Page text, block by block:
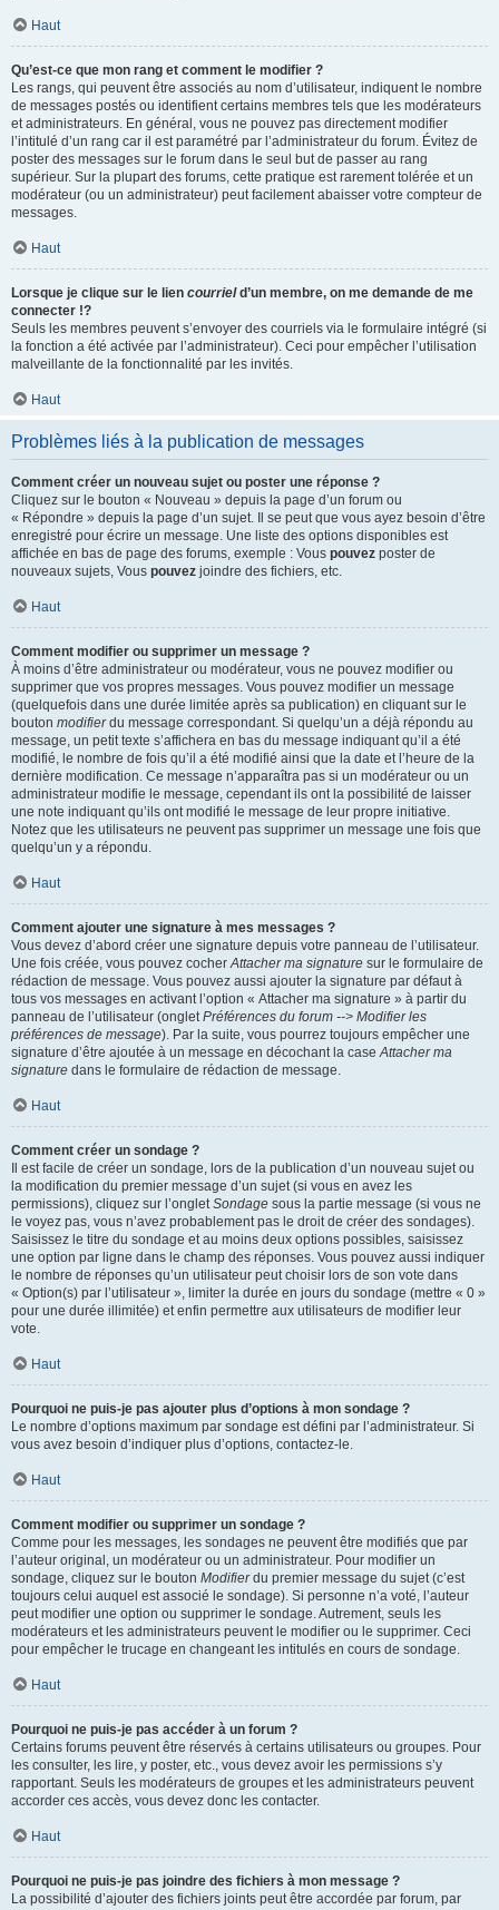
Haut
Qu’est-ce que mon rang et comment le modifier ?
Les rangs, qui peuvent être associés au nom d’utilisateur, indiquent le nombre
de messages postés ou identifient certains membres tels que les modérateurs
et administrateurs. En général, vous ne pouvez pas directement modifier
l’intitulé d’un rang car il est paramétré par l’administrateur du forum. Évitez de
poster des messages sur le forum dans le seul but de passer au rang
supérieur. Sur la plupart des forums, cette pratique est rarement tolérée et un
modérateur (ou un administrateur) peut facilement abaisser votre compteur de
messages.
Haut
Lorsque je clique sur le lien courrield’un membre, on me demande de me
connecter !?
Seuls les membres peuvent s’envoyer des courriels via le formulaire intégré (si
la fonction a été activée par l’administrateur). Ceci pour empêcher l’utilisation
malveillante de la fonctionnalité par les invités.
Haut
Problèmes liés à la publication de messages
Comment créer un nouveau sujet ou poster une réponse ?
Cliquez sur le bouton « Nouveau » depuis la page d’un forum ou
« Répondre » depuis la page d’un sujet. Il se peut que vous ayez besoin d’être
enregistré pour écrire un message. Une liste des options disponibles est
affichée en bas de page des forums, exemple : Vous pouvez poster de
nouveaux sujets, Vous pouvez joindre des fichiers, etc.
Haut
Comment modifier ou supprimer un message ?
À moins d’être administrateur ou modérateur, vous ne pouvez modifier ou
supprimer que vos propres messages. Vous pouvez modifier un message
(quelquefois dans une durée limitée après sa publication) en cliquant sur le
bouton modifierdu message correspondant. Si quelqu’un a déjà répondu au
message, un petit texte s’affichera en bas du message indiquant qu’il a été
modifié, le nombre de fois qu’il a été modifié ainsi que la date et l’heure de la
dernière modification. Ce message n’apparaîtra pas si un modérateur ou un
administrateur modifie le message, cependant ils ont la possibilité de laisser
une note indiquant qu’ils ont modifié le message de leur propre initiative.
Notez que les utilisateurs ne peuvent pas supprimer un message une fois que
quelqu’un y a répondu.
Haut
Comment ajouter une signature à mes messages ?
Vous devez d’abord créer une signature depuis votre panneau de l’utilisateur.
Une fois créée, vous pouvez cocherAttacher ma signature sur le formulaire de
rédaction de message. Vous pouvez aussi ajouter la signature par défaut à
tous vos messages en activant l’option « Attacher ma signature » à partir du
panneau de l’utilisateur (ongletPréférences du forum --> Modifier les
préférences de message). Par la suite, vous pourrez toujours empêcher une
signature d’être ajoutée à un message en décochant la caseAttacher ma
signature dans le formulaire de rédaction de message.
Haut
Comment créer un sondage ?
Il est facile de créer un sondage, lors de la publication d’un nouveau sujet ou
la modification du premier message d’un sujet (si vous en avez les
permissions), cliquez sur l’ongletSondage sous la partie message (si vous ne
le voyez pas, vous n’avez probablement pas le droit de créer des sondages).
Saisissez le titre du sondage et au moins deux options possibles, saisissez
une option par ligne dans le champ des réponses. Vous pouvez aussi indiquer
le nombre de réponses qu’un utilisateur peut choisir lors de son vote dans
« Option(s) par l’utilisateur », limiter la durée en jours du sondage (mettre « 0 »
pour une durée illimitée) et enfin permettre aux utilisateurs de modifier leur
vote.
Haut
Pourquoi ne puis-je pas ajouter plus d’options à mon sondage ?
Le nombre d’options maximum par sondage est défini par l’administrateur. Si
vous avez besoin d’indiquer plus d’options, contactez-le.
Haut
Comment modifier ou supprimer un sondage ?
Comme pour les messages, les sondages ne peuvent être modifiés que par
l’auteur original, un modérateur ou un administrateur. Pour modifier un
sondage, cliquez sur le bouton Modifierdu premier message du sujet (c’est
toujours celui auquel est associé le sondage). Si personne n’a voté, l’auteur
peut modifier une option ou supprimer le sondage. Autrement, seuls les
modérateurs et les administrateurs peuvent le modifier ou le supprimer. Ceci
pour empêcher le trucage en changeant les intitulés en cours de sondage.
Haut
Pourquoi ne puis-je pas accéder à un forum ?
Certains forums peuvent être réservés à certains utilisateurs ou groupes. Pour
les consulter, les lire, y poster, etc., vous devez avoir les permissions s’y
rapportant. Seuls les modérateurs de groupes et les administrateurs peuvent
accorder ces accès, vous devez donc les contacter.
Haut
Pourquoi ne puis-je pas joindre des fichiers à mon message ?
La possibilité d’ajouter des fichiers joints peut être accordée par forum, par